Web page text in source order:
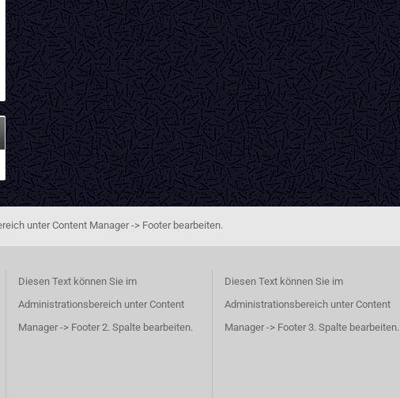
unter Content Manager -> Footer bearbeiten.
Diesen Text können Sie im
Administrationsbereich unter Content
Manager -> Footer 2. Spalte bearbeiten.
Diesen Text können Sie im
Administrationsbereich unter Content
Manager -> Footer 3. Spalte bearbeiten.